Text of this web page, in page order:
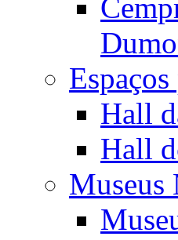
Hall
Hall
Museus